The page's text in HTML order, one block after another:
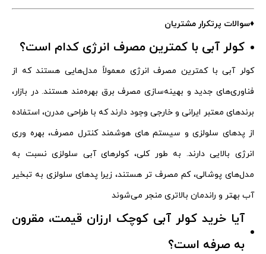
♦سوالات پرتکرار مشتریان
کولر آبی با کمترین مصرف انرژی کدام است؟
کولر آبی با کمترین مصرف انرژی معمولاً مدل‌هایی هستند که از
فناوری‌های جدید و بهینه‌سازی مصرف برق بهره‌مند هستند. در بازار،
برندهای معتبر ایرانی و خارجی وجود دارند که با طراحی مدرن، استفاده
از پدهای سلولزی و سیستم‌ های هوشمند کنترل مصرف، بهره‌ وری
انرژی بالایی دارند. به طور کلی، کولرهای آبی سلولزی نسبت به
مدل‌های پوشالی، کم مصرف تر هستند، زیرا پدهای سلولزی به تبخیر
آب بهتر و راندمان بالاتری منجر می‌شوند
آیا خرید کولر آبی کوچک ارزان قیمت، مقرون
به صرفه است؟